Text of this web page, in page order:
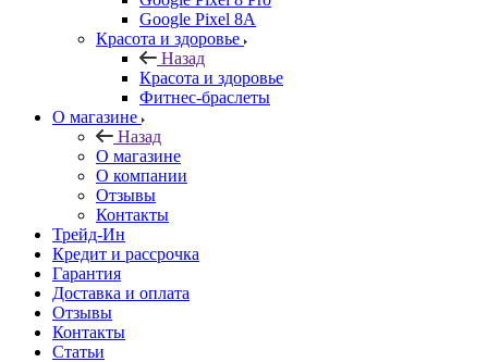
Google Pixel 8A
Красота и здоровье
Назад
Красота и здоровье
Фитнес-браслеты
О магазине
Назад
О магазине
О компании
Отзывы
Контакты
Трейд-Ин
Кредит и рассрочка
Гарантия
Доставка и оплата
Отзывы
Контакты
Статьи